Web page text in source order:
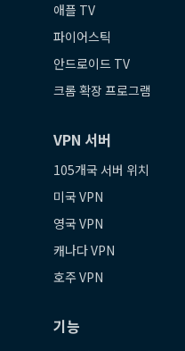
애플 TV
파이어스틱
안드로이드 TV
크롬 확장 프로그램
VPN 서버
105개국 서버 위치
미국 VPN
영국 VPN
캐나다 VPN
호주 VPN
기능